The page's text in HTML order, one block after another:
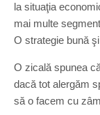
la situaţia
mai multe
O strategie bună
O zicală spunea
dacă tot alergăm
să o facem cu